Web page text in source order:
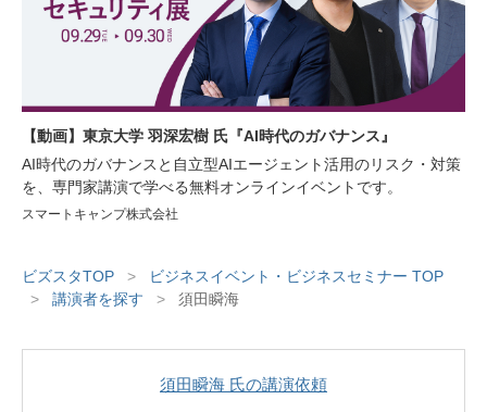
【動画】東京大学 羽深宏樹 氏『AI時代のガバナンス』
AI時代のガバナンスと自立型AIエージェント活用のリスク・対策
を、専門家講演で学べる無料オンラインイベントです。
スマートキャンプ株式会社
ビズスタTOP >
ビジネスイベント・ビジネスセミナー TOP
>
講演者を探す > 須田瞬海
須田瞬海 氏の講演依頼